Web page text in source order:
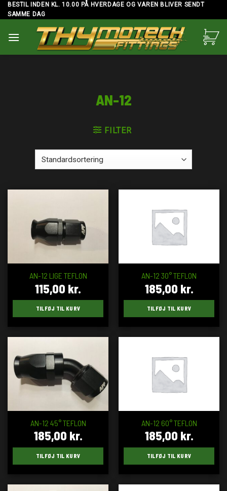
Skip
to
BESTIL INDEN KL. 10.00 PÅ HVERDAGE OG VAREN BLIVER SENDT
SAMME DAG
AN-12
FILTER
AN-12 LIGE TEFLON
115,00 kr.
TILFØJ TIL KURV
AN-12 30° TEFLON
185,00 kr.
TILFØJ TIL KURV
AN-12 45° TEFLON
185,00 kr.
TILFØJ TIL KURV
AN-12 60° TEFLON
185,00 kr.
TILFØJ TIL KURV